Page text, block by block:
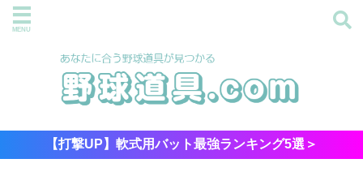
【打撃UP】軟式用バット最強ランキング5選＞